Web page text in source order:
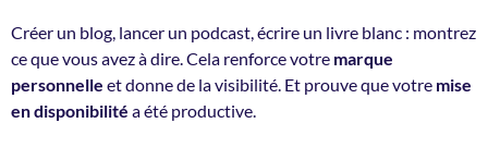
Créer un blog, lancer un podcast, écrire un livre blanc : montrez
ce que vous avez à dire. Cela renforce votre marque
personnelle et donne de la visibilité. Et prouve que votre mise
en disponibilité a été productive.